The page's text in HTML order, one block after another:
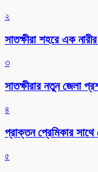
২
সাতক্ষীরা শহরে এক
৩
সাতক্ষীরার নতুন জেলা
৪
প্রাক্তন প্রেমিকার
৫